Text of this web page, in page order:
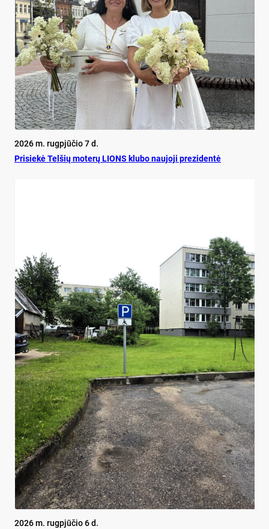
2026 m. rugpjūčio 7 d.
Pri­siekė Tel­šių mo­terų LIONS klu­bo nau­jo­ji pre­zi­dentė
2026 m. rugpjūčio 6 d.